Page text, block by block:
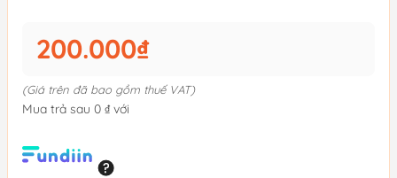
200.000₫
(Giá trên đã bao gồm thuế VAT)
Mua trả sau 0 ₫ với